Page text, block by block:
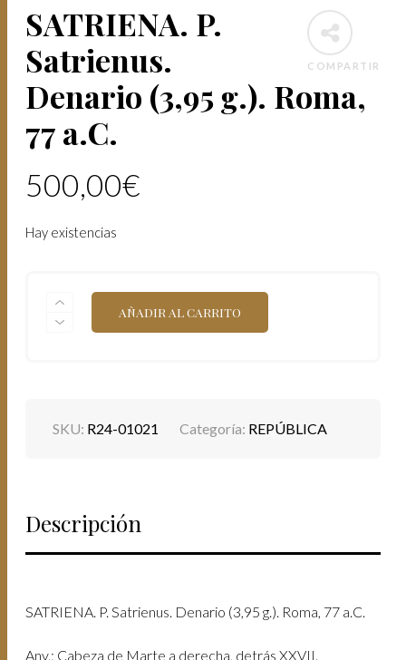
COMPARTIR
SATRIENA. P.
Satrienus.
Denario (3,95 g.). Roma,
77 a.C.
500,00€
Hay existencias
SATRIENA.
SATRIENUS.
A.C.
AÑADIR AL CARRITO
SKU: R24-01021 Categoría: REPÚBLICA
Descripción
SATRIENA. P. Satrienus. Denario (3,95 g.). Roma, 77 a.C.
Anv.: Cabeza de Marte a derecha, detrás XXVII.